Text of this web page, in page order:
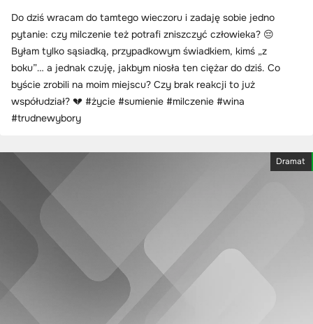
Do dziś wracam do tamtego wieczoru i zadaję sobie jedno
pytanie: czy milczenie też potrafi zniszczyć człowieka? 😔
Byłam tylko sąsiadką, przypadkowym świadkiem, kimś „z
boku”… a jednak czuję, jakbym niosła ten ciężar do dziś. Co
byście zrobili na moim miejscu? Czy brak reakcji to już
współudział? 💔 #życie #sumienie #milczenie #wina
#trudnewybory
Dramat